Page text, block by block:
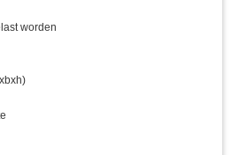
worden